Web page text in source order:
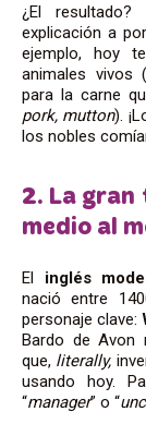
¿El
explicación a
ejemplo, hoy
animales vivos (
para la carne
pork, mutton).
los nobles
2. La
medio al
El inglés
nació entre
personaje clave:
Bardo de Avon
que, literally,
usando hoy.
“manager” o “